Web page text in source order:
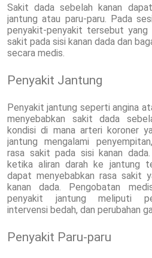
Sakit dada sebelah kanan
jantung atau paru-paru. Pada
penyakit-penyakit tersebut yang
sakit pada sisi kanan dada dan
secara medis.
Penyakit Jantung
Penyakit jantung seperti angina
menyebabkan sakit dada
kondisi di mana arteri koroner
jantung mengalami
rasa sakit pada sisi kanan
ketika aliran darah ke jantung
dapat menyebabkan rasa sakit
kanan dada. Pengobatan
penyakit jantung meliputi
intervensi bedah, dan perubahan
Penyakit Paru-paru